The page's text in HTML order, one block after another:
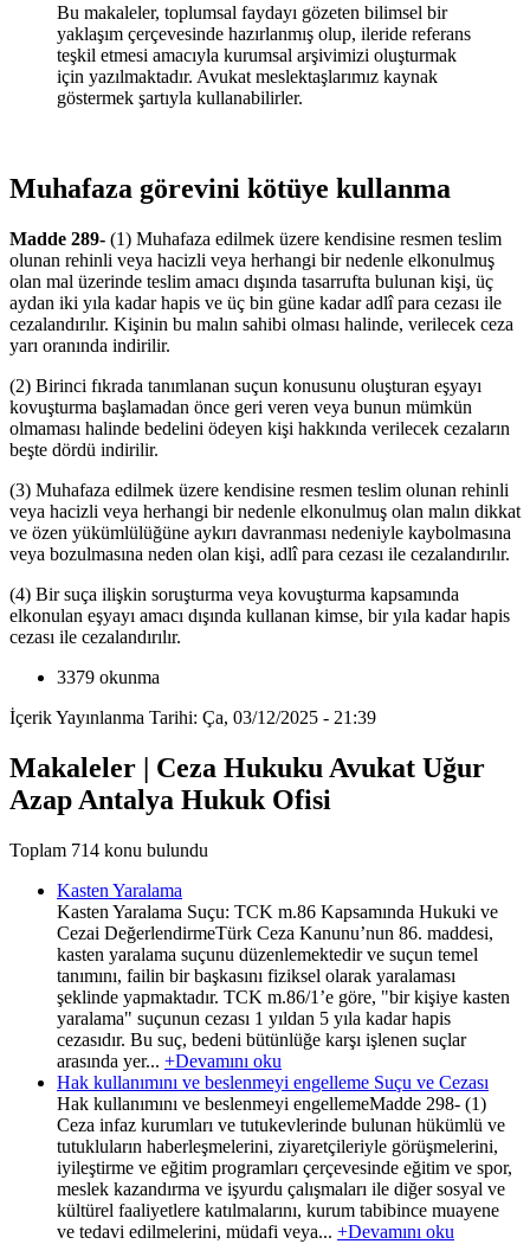
Bu makaleler, toplumsal faydayı gözeten bilimsel bir
yaklaşım çerçevesinde hazırlanmış olup, ileride referans
teşkil etmesi amacıyla kurumsal arşivimizi oluşturmak
için yazılmaktadır. Avukat meslektaşlarımız kaynak
göstermek şartıyla kullanabilirler.
Muhafaza görevini kötüye kullanma
Madde 289- (1) Muhafaza edilmek üzere kendisine resmen teslim
olunan rehinli veya hacizli veya herhangi bir nedenle elkonulmuş
olan mal üzerinde teslim amacı dışında tasarrufta bulunan kişi, üç
aydan iki yıla kadar hapis ve üç bin güne kadar adlî para cezası ile
cezalandırılır. Kişinin bu malın sahibi olması halinde, verilecek ceza
yarı oranında indirilir.
(2) Birinci fıkrada tanımlanan suçun konusunu oluşturan eşyayı
kovuşturma başlamadan önce geri veren veya bunun mümkün
olmaması halinde bedelini ödeyen kişi hakkında verilecek cezaların
beşte dördü indirilir.
(3) Muhafaza edilmek üzere kendisine resmen teslim olunan rehinli
veya hacizli veya herhangi bir nedenle elkonulmuş olan malın dikkat
ve özen yükümlülüğüne aykırı davranması nedeniyle kaybolmasına
veya bozulmasına neden olan kişi, adlî para cezası ile cezalandırılır.
(4) Bir suça ilişkin soruşturma veya kovuşturma kapsamında
elkonulan eşyayı amacı dışında kullanan kimse, bir yıla kadar hapis
cezası ile cezalandırılır.
3379 okunma
İçerik Yayınlanma Tarihi: Ça, 03/12/2025 - 21:39
Makaleler | Ceza Hukuku Avukat Uğur
Azap Antalya Hukuk Ofisi
Toplam 714 konu bulundu
Kasten Yaralama
Kasten Yaralama Suçu: TCK m.86 Kapsamında Hukuki ve
Cezai DeğerlendirmeTürk Ceza Kanunu’nun 86. maddesi,
kasten yaralama suçunu düzenlemektedir ve suçun temel
tanımını, failin bir başkasını fiziksel olarak yaralaması
şeklinde yapmaktadır. TCK m.86/1’e göre, "bir kişiye kasten
yaralama" suçunun cezası 1 yıldan 5 yıla kadar hapis
cezasıdır. Bu suç, bedeni bütünlüğe karşı işlenen suçlar
arasında yer... +Devamını oku
Hak kullanımını ve beslenmeyi engelleme Suçu ve Cezası
Hak kullanımını ve beslenmeyi engellemeMadde 298- (1)
Ceza infaz kurumları ve tutukevlerinde bulunan hükümlü ve
tutukluların haberleşmelerini, ziyaretçileriyle görüşmelerini,
iyileştirme ve eğitim programları çerçevesinde eğitim ve spor,
meslek kazandırma ve işyurdu çalışmaları ile diğer sosyal ve
kültürel faaliyetlere katılmalarını, kurum tabibince muayene
ve tedavi edilmelerini, müdafi veya... +Devamını oku